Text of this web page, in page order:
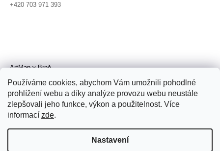
Používáme cookies, abychom Vám umožnili pohodlné
prohlížení webu a díky analýze provozu webu neustále
zlepšovali jeho funkce, výkon a použitelnost. Více
informací zde.
Nastavení
+420 703 971 393
ArtMap v Brně
Radnická 4, Brno
úterý–pátek 11–19 h
sobota 14–19 h
+420 702 152 298